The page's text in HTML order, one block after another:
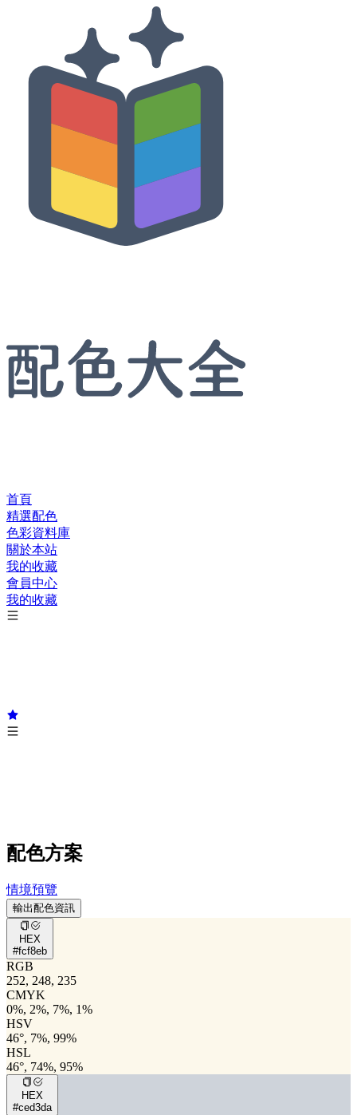
首頁
精選配色
色彩資料庫
關於本站
我的收藏
會員中心
我的收藏
配色方案
情境預覽
輸出配色資訊
HEX
#fcf8eb
RGB
252, 248, 235
CMYK
0%, 2%, 7%, 1%
HSV
46°, 7%, 99%
HSL
46°, 74%, 95%
HEX
#ced3da